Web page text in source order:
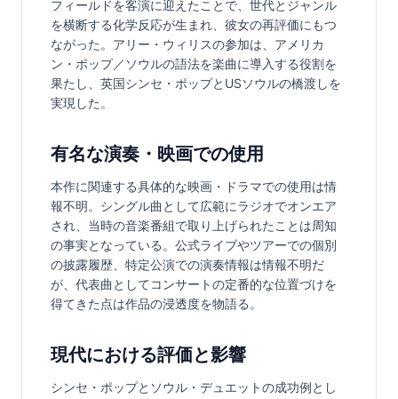
フィールドを客演に迎えたことで、世代とジャンル
を横断する化学反応が生まれ、彼女の再評価にもつ
ながった。アリー・ウィリスの参加は、アメリカ
ン・ポップ／ソウルの語法を楽曲に導入する役割を
果たし、英国シンセ・ポップとUSソウルの橋渡しを
実現した。
有名な演奏・映画での使用
本作に関連する具体的な映画・ドラマでの使用は情
報不明。シングル曲として広範にラジオでオンエア
され、当時の音楽番組で取り上げられたことは周知
の事実となっている。公式ライブやツアーでの個別
の披露履歴、特定公演での演奏情報は情報不明だ
が、代表曲としてコンサートの定番的な位置づけを
得てきた点は作品の浸透度を物語る。
現代における評価と影響
シンセ・ポップとソウル・デュエットの成功例とし